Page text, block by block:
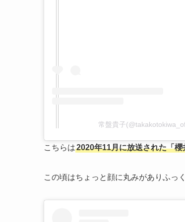
常盤貴子
こちらは2020年11月に放送された「
この頃はちょっと顔に丸みがありふっ